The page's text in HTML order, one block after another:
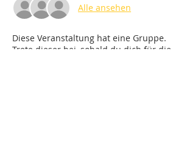
Alle ansehen
Diese Veranstaltung hat eine Gruppe.
Trete dieser bei, sobald du dich für die